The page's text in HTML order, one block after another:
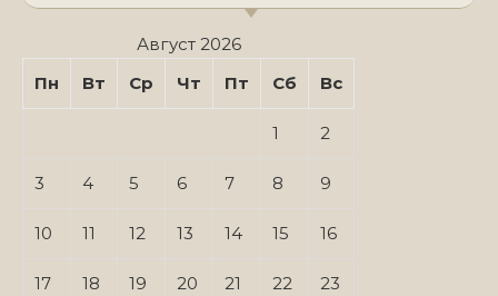
Август 2026
Пн
Вт Ср Чт Пт Сб Вс
1 2
3 4 5 6 7 8 9
10 11 12 13 14 15 16
17 18 19 20 21 22 23